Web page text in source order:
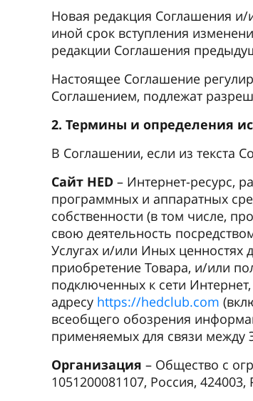
Новая редакция Соглашения и/
иной срок вступления
редакции Соглашения
Настоящее Соглашение
Соглашением, подлежат
2. Термины и определения
В Соглашении, если из текста
Сайт HED – Интернет-ресурс,
программных и аппаратных
собственности (в том числе,
свою деятельность
Услугах и/или Иных ценностях
приобретение Товара, и/или
подключенных к сети
адресу https://hedclub.com
всеобщего обозрения
применяемых для связи между
Организация – Общество с
1051200081107, Россия,